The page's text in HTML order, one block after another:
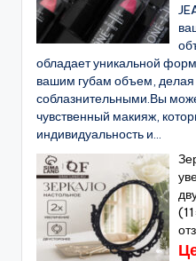
обладает уникальной
вашим губам объем,
соблазнительными.Вы
чувственный макияж,
индивидуальность и...